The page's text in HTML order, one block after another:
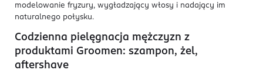
modelowanie fryzury, wygładzający włosy i nadający im
naturalnego połysku.
Codzienna pielęgnacja mężczyzn z
produktami Groomen: szampon, żel,
aftershave